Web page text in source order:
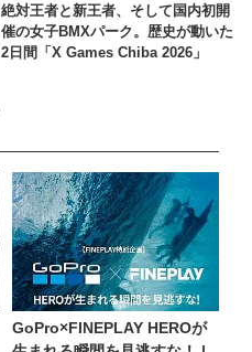
絶対王者と新王者、そして国内初開
催の女子BMXパーク。歴史が動いた
2日間「X Games Chiba 2026」
GoPro×FINEPLAY HEROが